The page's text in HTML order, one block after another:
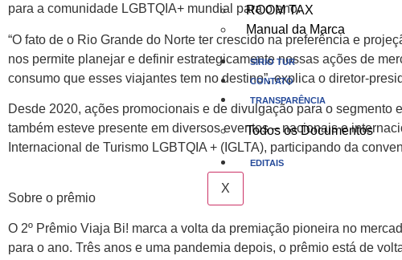
ROOM TAX
Manual da Marca
SÍRIO TUR
CONTATO
TRANSPARÊNCIA
Todos os Documentos
EDITAIS
X
para a comunidade LGBTQIA+ mundial para o ano.
“O fato de o Rio Grande do Norte ter crescido na preferência e
nos permite planejar e definir estrategicamente nossas ações de
consumo que esses viajantes tem no destino”, explica o diretor-
Desde 2020, ações promocionais e de divulgação para o
também esteve presente em diversos eventos – nacionais e
Internacional de Turismo LGBTQIA + (IGLTA), participando da
Sobre o prêmio
O 2º Prêmio Viaja Bi! marca a volta da premiação pioneira no
para o ano. Três anos e uma pandemia depois, o prêmio está de